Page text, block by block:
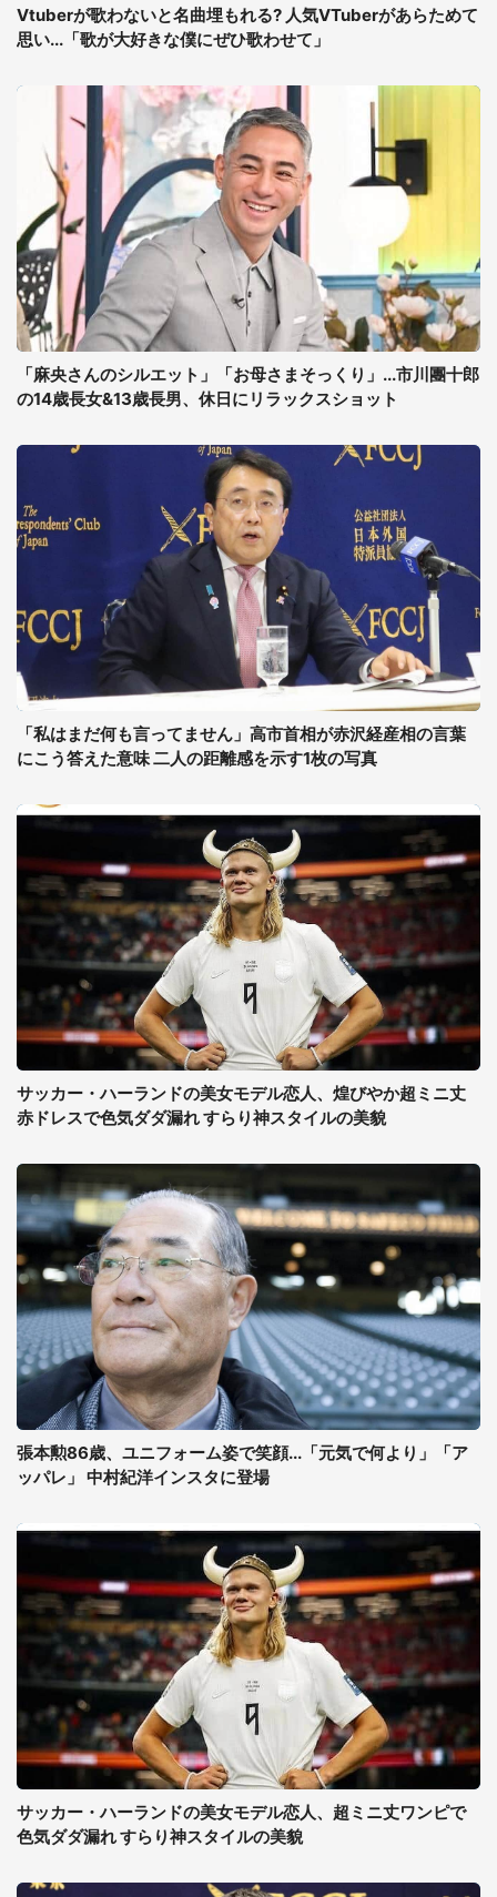
Vtuberが歌わないと名曲埋もれる? 人気VTuberがあらためて
思い...「歌が大好きな僕にぜひ歌わせて」
「麻央さんのシルエット」「お母さまそっくり」...市川團十郎
の14歳長女&13歳長男、休日にリラックスショット
「私はまだ何も言ってません」高市首相が赤沢経産相の言葉
にこう答えた意味 二人の距離感を示す1枚の写真
サッカー・ハーランドの美女モデル恋人、煌びやか超ミニ丈
赤ドレスで色気ダダ漏れ すらり神スタイルの美貌
張本勲86歳、ユニフォーム姿で笑顔...「元気で何より」「ア
ッパレ」 中村紀洋インスタに登場
サッカー・ハーランドの美女モデル恋人、超ミニ丈ワンピで
色気ダダ漏れ すらり神スタイルの美貌